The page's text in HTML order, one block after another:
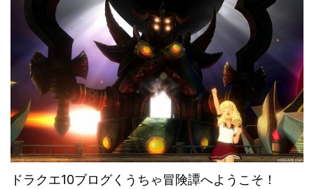
ドラクエ10ブログくうちゃ冒険譚へようこそ！